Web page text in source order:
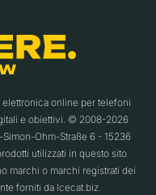
elettronica online per telefoni
e obiettivi. © 2008-2026
Ohm-Straße 6 - 15236
utilizzati in questo sito
marchi o marchi registrati dei
forniti da Icecat.biz.